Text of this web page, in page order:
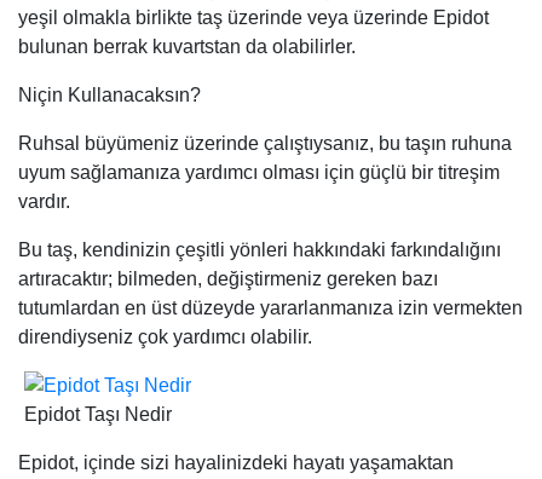
yeşil olmakla birlikte taş üzerinde veya üzerinde Epidot
bulunan berrak kuvartstan da olabilirler.
Niçin Kullanacaksın?
Ruhsal büyümeniz üzerinde çalıştıysanız, bu taşın ruhuna
uyum sağlamanıza yardımcı olması için güçlü bir titreşim
vardır.
Bu taş, kendinizin çeşitli yönleri hakkındaki farkındalığını
artıracaktır; bilmeden, değiştirmeniz gereken bazı
tutumlardan en üst düzeyde yararlanmanıza izin vermekten
direndiyseniz çok yardımcı olabilir.
Epidot Taşı Nedir
Epidot, içinde sizi hayalinizdeki hayatı yaşamaktan